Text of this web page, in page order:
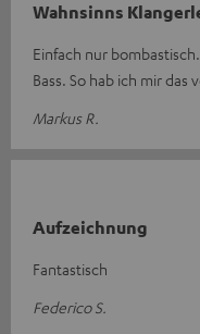
Wahnsinns
Einfach nur
Bass. So hab ich mir
Markus R.
Aufzeichnung
Fantastisch
Federico S.